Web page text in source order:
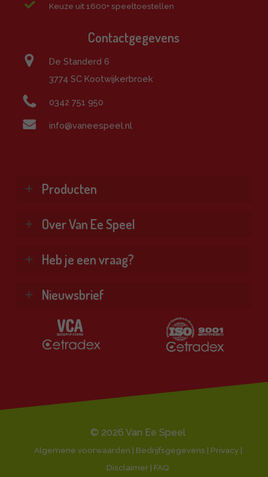
Keuze uit 1600+ speeltoestellen
Contactgegevens
De Standerd 6
3774 SC Kootwijkerbroek
0342 751 950
info@vaneespeel.nl
Producten
Klimtoestellen
Combinatietoestellen
Bekijk alle producten ❯
Over Van Ee Speel
Wie zijn wij?
Veel gestelde vragen
Al onze diensten ❯
Heb je een vraag?
Vind je antwoord snel en makkelijk op onze
Naar de klantenservice
Nieuwsbrief
Ontvang de beste aanbiedingen en persoonlijk
advies.
© 2026 Van Ee Speel
Algemene voorwaarden | Bedrijfsgegevens | Privacy |
Disclaimer | FAQ